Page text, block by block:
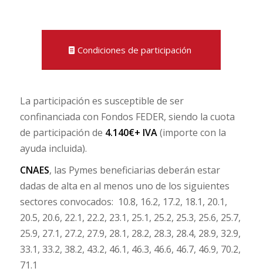
Condiciones de participación
La participación es susceptible de ser
confinanciada con Fondos FEDER, siendo la cuota
de participación de 4.140€+ IVA(importe con la
ayuda incluida).
CNAES, las Pymes beneficiarias deberán estar
dadas de alta en al menos uno de los siguientes
sectores convocados: 10.8, 16.2, 17.2, 18.1, 20.1,
20.5, 20.6, 22.1, 22.2, 23.1, 25.1, 25.2, 25.3, 25.6, 25.7,
25.9, 27.1, 27.2, 27.9, 28.1, 28.2, 28.3, 28.4, 28.9, 32.9,
33.1, 33.2, 38.2, 43.2, 46.1, 46.3, 46.6, 46.7, 46.9, 70.2,
71.1